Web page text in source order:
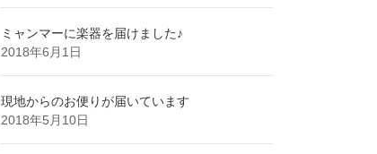
ミャンマーに楽器を届けました♪
2018年6月1日
現地からのお便りが届いています
2018年5月10日